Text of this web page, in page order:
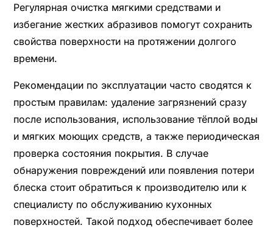
Регулярная очистка мягкими средствами и
избегание жестких абразивов помогут сохранить
свойства поверхности на протяжении долгого
времени.
Рекомендации по эксплуатации часто сводятся к
простым правилам: удаление загрязнений сразу
после использования, использование тёплой воды
и мягких моющих средств, а также периодическая
проверка состояния покрытия. В случае
обнаружения повреждений или появления потери
блеска стоит обратиться к производителю или к
специалисту по обслуживанию кухонных
поверхностей. Такой подход обеспечивает более